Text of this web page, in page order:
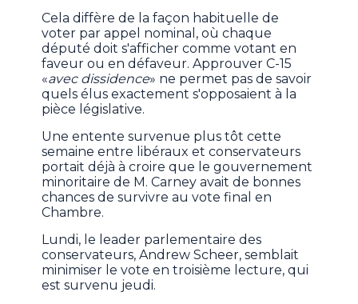
Cela diffère de la façon habituelle de
voter par appel nominal, où chaque
député doit s'afficher comme votant en
faveur ou en défaveur. Approuver C-15
«avec dissidence» ne permet pas de savoir
quels élus exactement s'opposaient à la
pièce législative.
Une entente survenue plus tôt cette
semaine entre libéraux et conservateurs
portait déjà à croire que le gouvernement
minoritaire de M. Carney avait de bonnes
chances de survivre au vote final en
Chambre.
Lundi, le leader parlementaire des
conservateurs, Andrew Scheer, semblait
minimiser le vote en troisième lecture, qui
est survenu jeudi.